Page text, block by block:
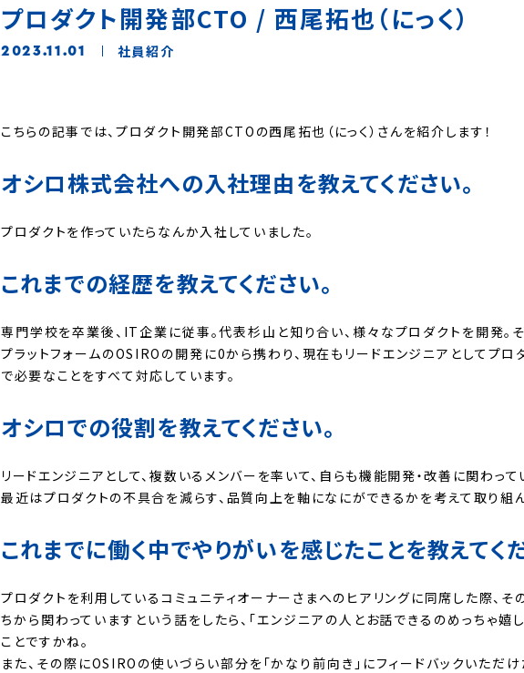
プロダクト開発部CTO / 西尾拓也（にっく）
2023.11.01 社員紹介
こちらの記事では、プロダクト開発部CTOの西尾拓也（にっく）さんを紹介します！
オシロ株式会社への入社理由を教えてください。
プロダクトを作っていたらなんか入社していました。
これまでの経歴を教えてください。
専門学校を卒業後、IT企業に従事。代表杉山と知り合い、様々なプロダクトを開発。そ
プラットフォームのOSIROの開発に0から携わり、現在もリードエンジニアとしてプロ
で必要なことをすべて対応しています。
オシロでの役割を教えてください。
リードエンジニアとして、複数いるメンバーを率いて、自らも機能開発・改善に関わって
最近はプロダクトの不具合を減らす、品質向上を軸になにができるかを考えて取り組ん
これまでに働く中でやりがいを感じたことを教えてく
プロダクトを利用しているコミュニティオーナーさまへのヒアリングに同席した際、そ
ちから関わっていますという話をしたら、「エンジニアの人とお話できるのめっちゃ嬉
ことですかね。
また、その際にOSIROの使いづらい部分を「かなり前向き」にフィードバックいただ